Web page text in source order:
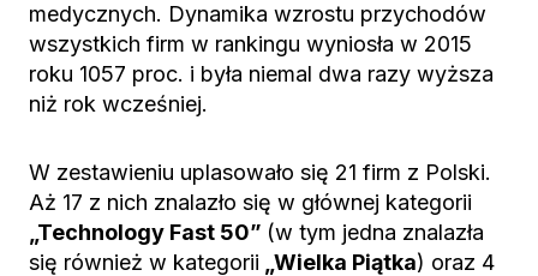
medycznych. Dynamika wzrostu przychodów
wszystkich firm w rankingu wyniosła w 2015
roku 1057 proc. i była niemal dwa razy wyższa
niż rok wcześniej.
W zestawieniu uplasowało się 21 firm z Polski.
Aż 17 z nich znalazło się w głównej kategorii
„Technology Fast 50” (w tym jedna znalazła
się również w kategorii „Wielka Piątka) oraz 4